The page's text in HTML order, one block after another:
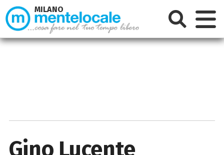
Gino Lucente
MILANO